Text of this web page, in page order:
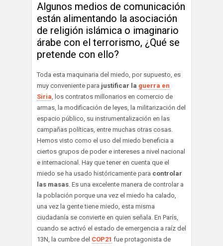
Algunos medios de comunicación
están alimentando la asociación
de religión islámica o imaginario
árabe con el terrorismo, ¿Qué se
pretende con ello?
Toda esta maquinaria del miedo, por supuesto, es
muy conveniente para justificar la guerra en
Siria, los contratos millonarios en comercio de
armas, la modificación de leyes, la militarización del
espacio público, su instrumentalización en las
campañas políticas, entre muchas otras cosas.
Hemos visto como el uso del miedo beneficia a
ciertos grupos de poder e intereses a nivel nacional
e internacional. Hay que tener en cuenta que el
miedo se ha usado históricamente para controlar
las masas. Es una excelente manera de controlar a
la población porque una vez el miedo ha calado,
una vez la gente tiene miedo, esta misma
ciudadanía se convierte en quien señala. En París,
cuando se activó el estado de emergencia a raíz del
13N, la cumbre del COP21 fue protagonista de